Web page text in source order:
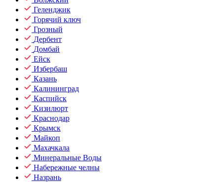
Геленджик
Горячий ключ
Грозный
Дербент
Домбай
Ейск
Избербаш
Казань
Калининград
Каспийск
Кизилюрт
Краснодар
Крымск
Майкоп
Махачкала
Минеральные Воды
Набережные челны
Назрань